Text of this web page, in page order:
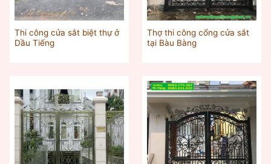
Thi công cửa sắt biệt thự ở
Dầu Tiếng
Thợ thi công cổng cửa sắt
tại Bàu Bàng